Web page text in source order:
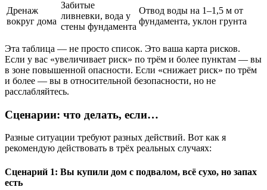
Дренаж
вокруг дома
Забитые
ливневки, вода у
стены фундамента
Отвод воды на 1–1,5 м от
фундамента, уклон грунта
Эта таблица — не просто список. Это ваша карта рисков.
Если у вас «увеличивает риск» по трём и более пунктам — вы
в зоне повышенной опасности. Если «снижает риск» по трём
и более — вы в относительной безопасности, но не
расслабляйтесь.
Сценарии: что делать, если…
Разные ситуации требуют разных действий. Вот как я
рекомендую действовать в трёх реальных случаях:
Сценарий 1: Вы купили дом с подвалом, всё сухо, но запах
есть